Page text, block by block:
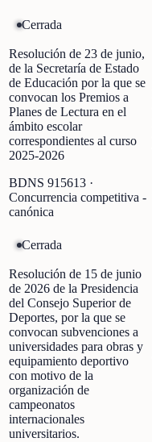
Cerrada
Resolución de 23 de junio,
de la Secretaría de Estado
de Educación por la que se
convocan los Premios a
Planes de Lectura en el
ámbito escolar
correspondientes al curso
2025-2026
BDNS 915613 ·
Concurrencia competitiva -
canónica
Cerrada
Resolución de 15 de junio
de 2026 de la Presidencia
del Consejo Superior de
Deportes, por la que se
convocan subvenciones a
universidades para obras y
equipamiento deportivo
con motivo de la
organización de
campeonatos
internacionales
universitarios.